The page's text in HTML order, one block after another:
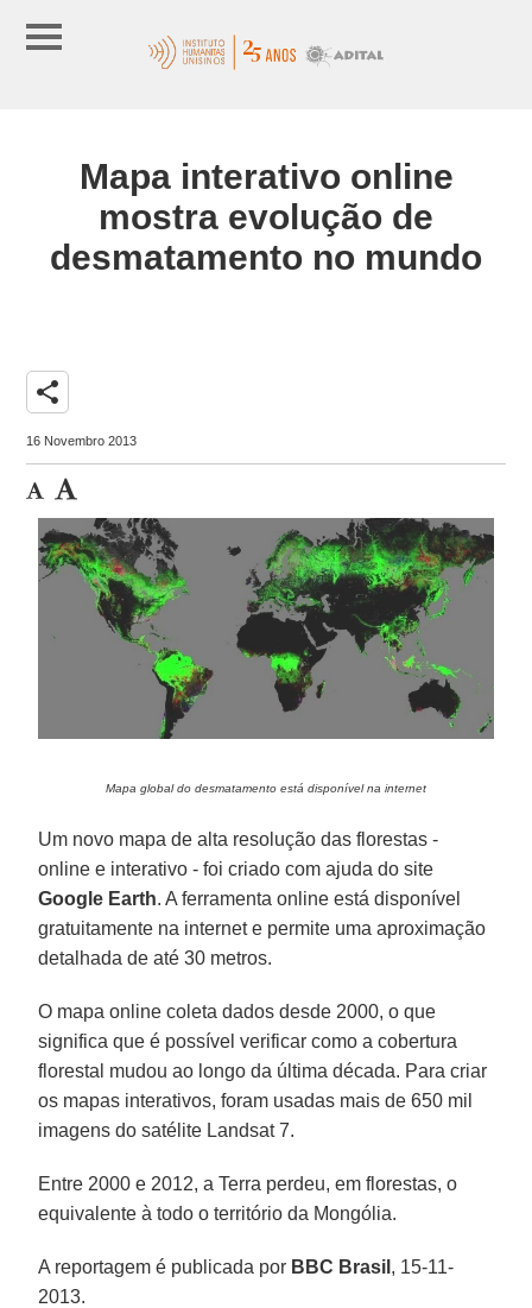
Mapa interativo online
mostra evolução de
desmatamento no mundo
share
16 Novembro 2013
Mapa global do desmatamento está disponível na internet
Um novo mapa de alta resolução das florestas -
online e interativo - foi criado com ajuda do site
Google Earth. A ferramenta online está disponível
gratuitamente na internet e permite uma aproximação
detalhada de até 30 metros.
O mapa online coleta dados desde 2000, o que
significa que é possível verificar como a cobertura
florestal mudou ao longo da última década. Para criar
os mapas interativos, foram usadas mais de 650 mil
imagens do satélite Landsat 7.
Entre 2000 e 2012, a Terra perdeu, em florestas, o
equivalente à todo o território da Mongólia.
A reportagem é publicada por BBC Brasil , 15-11-
2013.